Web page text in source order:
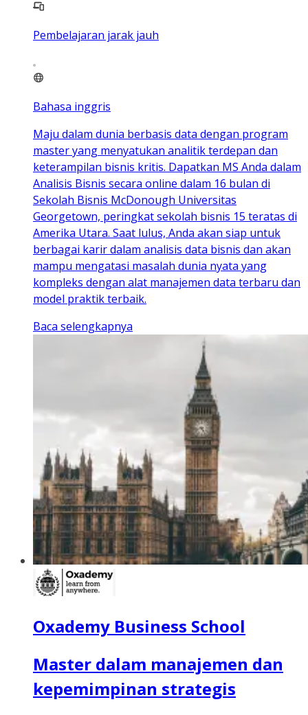
Pembelajaran jarak jauh
Bahasa inggris
Maju dalam dunia berbasis data dengan program
master yang menyatukan analitik terdepan dan
keterampilan bisnis kritis. Dapatkan MS Anda dalam
Analisis Bisnis secara online dalam 16 bulan di
Sekolah Bisnis McDonough Universitas
Georgetown, peringkat sekolah bisnis 15 teratas di
Amerika Utara. Saat lulus, Anda akan siap untuk
berbagai karir dalam analisis data bisnis dan akan
mampu mengatasi masalah dunia nyata yang
kompleks dengan alat manajemen data terbaru dan
model praktik terbaik.
Baca selengkapnya
Oxademy Business School
Master dalam manajemen dan
kepemimpinan strategis